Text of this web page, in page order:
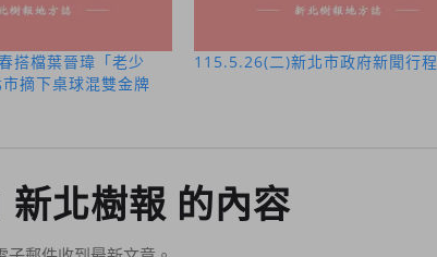
搭檔葉晉瑋「老少
摘下桌球混雙金牌
115.5.26(二)新北市政府新聞行程
新北樹報 的內容